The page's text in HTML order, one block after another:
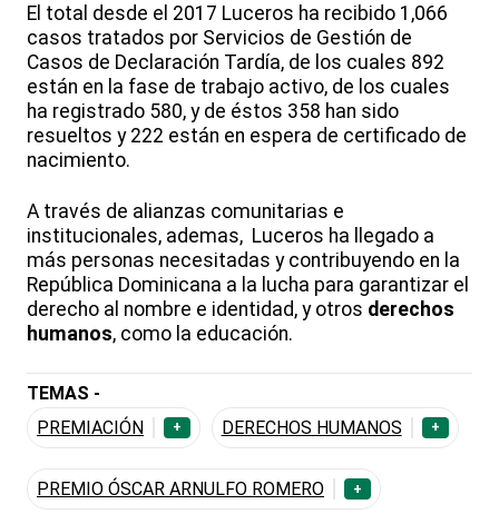
El total desde el 2017 Luceros ha recibido 1,066
casos tratados por Servicios de Gestión de
Casos de Declaración Tardía, de los cuales 892
están en la fase de trabajo activo, de los cuales
ha registrado 580, y de éstos 358 han sido
resueltos y 222 están en espera de certificado de
nacimiento.
A través de alianzas comunitarias e
institucionales, ademas, Luceros ha llegado a
más personas necesitadas y contribuyendo en la
República Dominicana a la lucha para garantizar el
derecho al nombre e identidad, y otros derechos
humanos, como la educación.
TEMAS -
PREMIACIÓN
+ DERECHOS HUMANOS +
PREMIO ÓSCAR ARNULFO ROMERO +